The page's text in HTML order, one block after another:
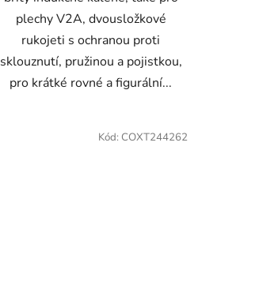
plechy V2A, dvousložkové
rukojeti s ochranou proti
sklouznutí, pružinou a pojistkou,
pro krátké rovné a figurální...
Kód: COXT244262